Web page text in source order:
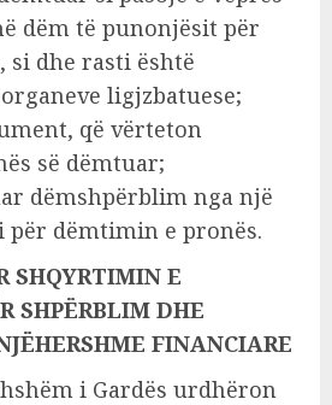
dëm të punonjësit për
si dhe rasti është
ligjzbatuese;
që vërteton
së dëmtuar;
dëmshpërblim nga një
dëmtimin e pronës.
SHQYRTIMIN E
SHPËRBLIM DHE
FINANCIARE
i Gardës urdhëron